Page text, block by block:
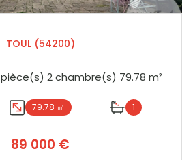
TOUL (54200)
Appartement 3 pièce(s) 2 chambre(s) 79.78 m²
79.78 ㎡ 1
89 000 €